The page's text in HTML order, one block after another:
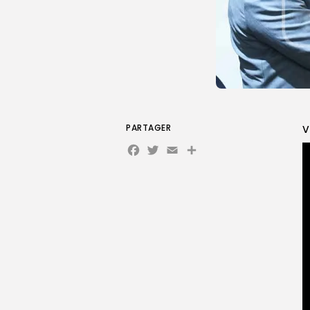
PARTAGER
Facebook
Twitter
Email